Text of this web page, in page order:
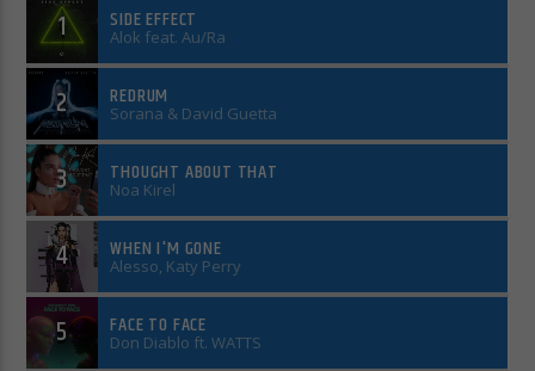
1 SIDE EFFECT
Alok feat. Au/Ra
2 REDRUM
Sorana & David Guetta
3 THOUGHT ABOUT THAT
Noa Kirel
4 WHEN I'M GONE
Alesso, Katy Perry
5 FACE TO FACE
Don Diablo ft. WATTS